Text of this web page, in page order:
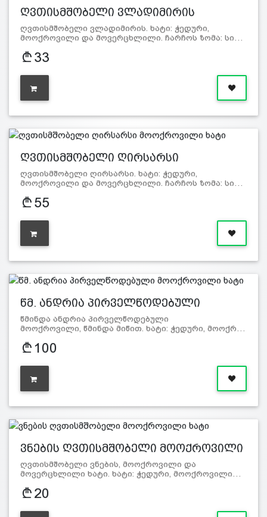
ღვთისმშობელი ვლადიმირის
ღვთისმშობელი ვლადიმირის. ხატი: ჭედური,
მოოქროვილი და მოვერცხლილი. ჩარჩოს ზომა: სი…
33
ღვთისმშობელი ღირსარსი
ღვთისმშობელი ღირსარსი. ხატი: ჭედური,
მოოქროვილი და მოვერცხლილი. ჩარჩოს ზომა: სი…
55
წმ. ანდრია პირველწოდებული
წმინდა ანდრია პირველწოდებული
მოოქროვილი, წმინდა მიწით. ხატი: ჭედური, მოოქრ…
100
ვნების ღვთისმშობელი მოოქროვილი
ღვთისმშობელი ვნების, მოოქროვილი და
მოვერცხლილი ხატი. ხატი: ჭედური, მოოქროვილი…
20